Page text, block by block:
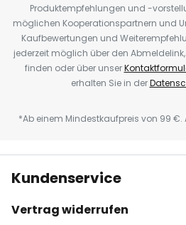
Produktempfehlungen und -
möglichen Kooperationspartnern und
Kaufbewertungen und
jederzeit möglich über den
finden oder über unser
erhalten Sie in der
*Ab einem Mindestkaufpreis von 99
Kundenservice
Vertrag widerrufen